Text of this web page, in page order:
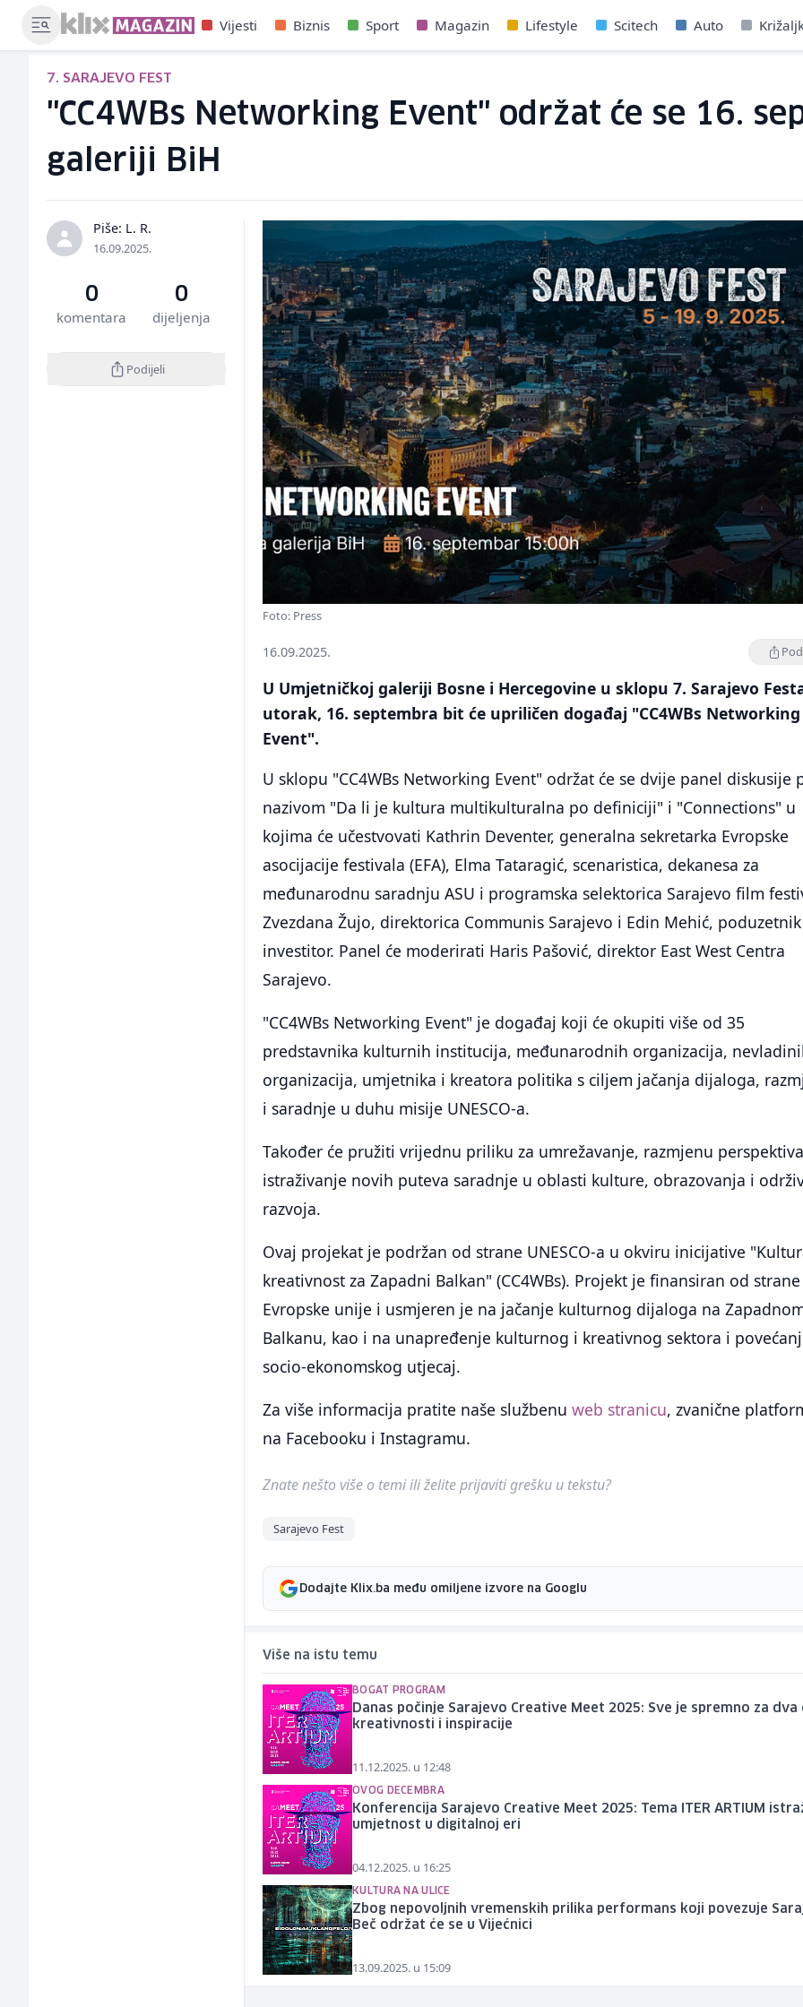
Vijesti Biznis Sport Magazin Lifestyle Scitech Auto
7. SARAJEVO FEST
"CC4WBs Networking Event" održat će se 16.
galeriji BiH
Piše: L. R.
16.09.2025.
0
komentara
0
dijeljenja
Podijeli
Foto: Press
16.09.2025.
U Umjetničkoj galeriji Bosne i Hercegovine u sklopu 7. Sarajevo
utorak, 16. septembra bit će upriličen događaj "CC4WBs Networking
Event".
U sklopu "CC4WBs Networking Event" održat će se dvije panel diskusije
nazivom "Da li je kultura multikulturalna po definiciji" i "Connections" u
kojima će učestvovati Kathrin Deventer, generalna sekretarka Evropske
asocijacije festivala (EFA), Elma Tataragić, scenaristica, dekanesa za
međunarodnu saradnju ASU i programska selektorica Sarajevo film
Zvezdana Žujo, direktorica Communis Sarajevo i Edin Mehić,
investitor. Panel će moderirati Haris Pašović, direktor East West Centra
Sarajevo.
"CC4WBs Networking Event" je događaj koji će okupiti više od 35
predstavnika kulturnih institucija, međunarodnih organizacija,
organizacija, umjetnika i kreatora politika s ciljem jačanja dijaloga,
i saradnje u duhu misije UNESCO-a.
Također će pružiti vrijednu priliku za umrežavanje, razmjenu
istraživanje novih puteva saradnje u oblasti kulture, obrazovanja i
razvoja.
Ovaj projekat je podržan od strane UNESCO-a u okviru inicijative
kreativnost za Zapadni Balkan" (CC4WBs). Projekt je finansiran od strane
Evropske unije i usmjeren je na jačanje kulturnog dijaloga na
Balkanu, kao i na unapređenje kulturnog i kreativnog sektora i
socio-ekonomskog utjecaj.
Za više informacija pratite naše službenuweb stranicu, zvanične
na Facebooku i Instagramu.
Znate nešto više o temi ili želite prijaviti grešku u tekstu?
Sarajevo Fest
Dodajte Klix.ba među omiljene izvore na Googlu
Više na istu temu
BOGAT PROGRAM
Danas počinje Sarajevo Creative Meet 2025: Sve je spremno za dva
kreativnosti i inspiracije
11.12.2025. u 12:48
OVOG DECEMBRA
Konferencija Sarajevo Creative Meet 2025: Tema ITER ARTIUM
umjetnost u digitalnoj eri
04.12.2025. u 16:25
KULTURA NA ULICE
Zbog nepovoljnih vremenskih prilika performans koji povezuje
Beč održat će se u Vijećnici
13.09.2025. u 15:09